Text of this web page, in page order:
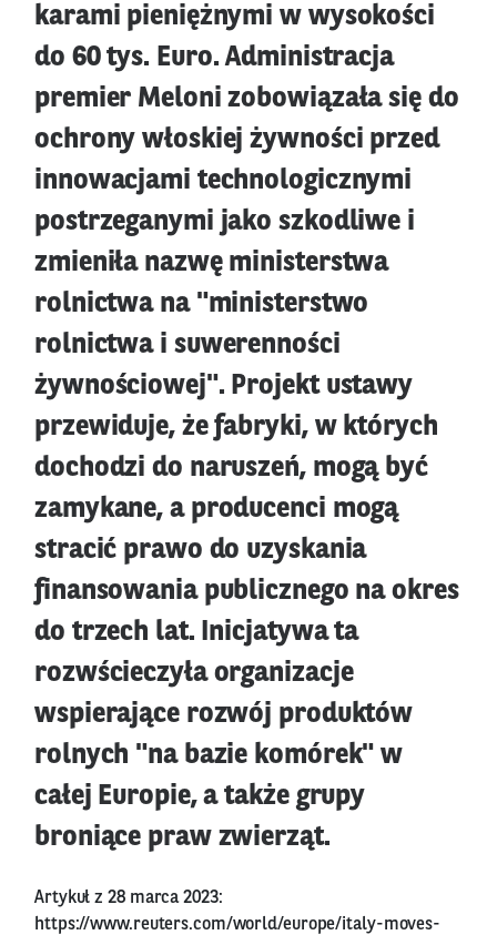
karami pieniężnymi w wysokości
do 60 tys. Euro. Administracja
premier Meloni zobowiązała się do
ochrony włoskiej żywności przed
innowacjami technologicznymi
postrzeganymi jako szkodliwe i
zmieniła nazwę ministerstwa
rolnictwa na "ministerstwo
rolnictwa i suwerenności
żywnościowej". Projekt ustawy
przewiduje, że fabryki, w których
dochodzi do naruszeń, mogą być
zamykane, a producenci mogą
stracić prawo do uzyskania
finansowania publicznego na okres
do trzech lat. Inicjatywa ta
rozwścieczyła organizacje
wspierające rozwój produktów
rolnych "na bazie komórek" w
całej Europie, a także grupy
broniące praw zwierząt.
Artykuł z 28 marca 2023:
https://www.reuters.com/world/europe/italy-moves-